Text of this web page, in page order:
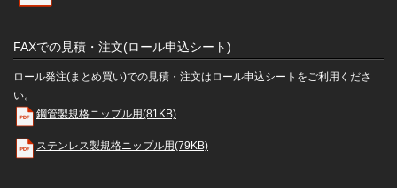
FAXでの見積・注文(ロール申込シート)
ロール発注(まとめ買い)での見積・注文はロール申込シートをご利用くださ
い。
鋼管製規格ニップル用(81KB)
ステンレス製規格ニップル用(79KB)